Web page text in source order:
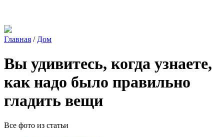
Главная / Дом
Вы удивитесь, когда узнаете,
как надо было правильно
гладить вещи
Все фото из статьи